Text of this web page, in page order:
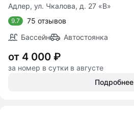
Адлер, ул. Чкалова, д. 27 «В»
9.7
75 отзывов
Бассейн
Автостоянка
от 4 000 ₽
за номер в сутки в августе
Подробнее